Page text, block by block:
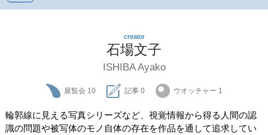
creator
石場文子
ISHIBA Ayako
展覧会 10 記事 0 ウオッチャー 1
輪郭線に⾒える写真シリーズなど、視覚情報から得る⼈間の認
識の問題や被写体のモノ⾃体の存在を作品を通して追求してい